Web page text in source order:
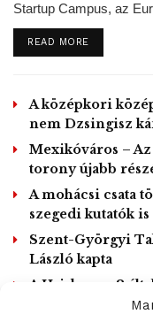
forrást is feltételez –
research
1st
Antarctic
Arctic
https://
https://
https://
Click to
Startup Campus, az
READ MOREDETAILS
A középkori
nem Dzsingisz
Mexikóváros –
torony újabb
A mohácsi csata
szegedi kutatók
Szent-Györgyi
László kapta
A Hajabusza-2
„tökéletes